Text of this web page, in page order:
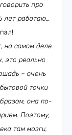
про
лет работаю…
на самом деле
это реально
– очень
точки
она по-
Поэтому,
там мозги,